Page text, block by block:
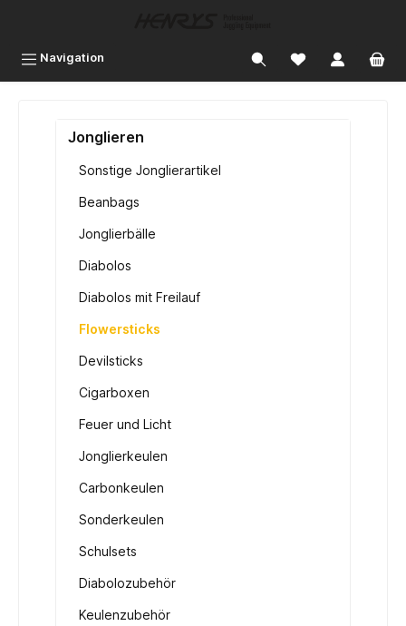
Navigation
Jonglieren
Sonstige Jonglierartikel
Beanbags
Jonglierbälle
Diabolos
Diabolos mit Freilauf
Flowersticks
Devilsticks
Cigarboxen
Feuer und Licht
Jonglierkeulen
Carbonkeulen
Sonderkeulen
Schulsets
Diabolozubehör
Keulenzubehör